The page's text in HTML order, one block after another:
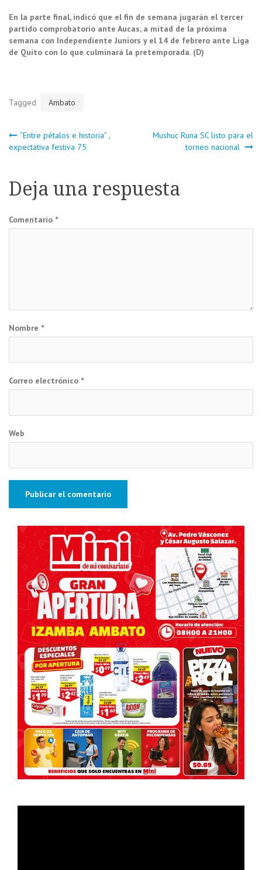
En la parte final, indicó que el fin de semana jugarán el tercer
partido comprobatorio ante Aucas, a mitad de la próxima
semana con Independiente Juniors y el 14 de febrero ante Liga
de Quito con lo que culminará la pretemporada. (D)
Tagged Ambato
Navegación
entradas
“Entre pétalos e historia” ,
expectativa festiva 75
Mushuc Runa SC listo para el
torneo nacional
Deja una respuesta
Comentario *
Nombre *
Correo electrónico *
Web